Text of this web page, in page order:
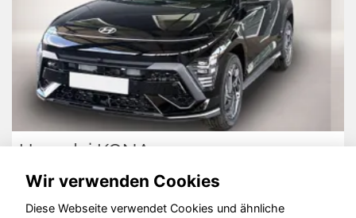
Skoda Kodiaq
Wir verwenden Cookies
Diese Webseite verwendet Cookies und ähnliche